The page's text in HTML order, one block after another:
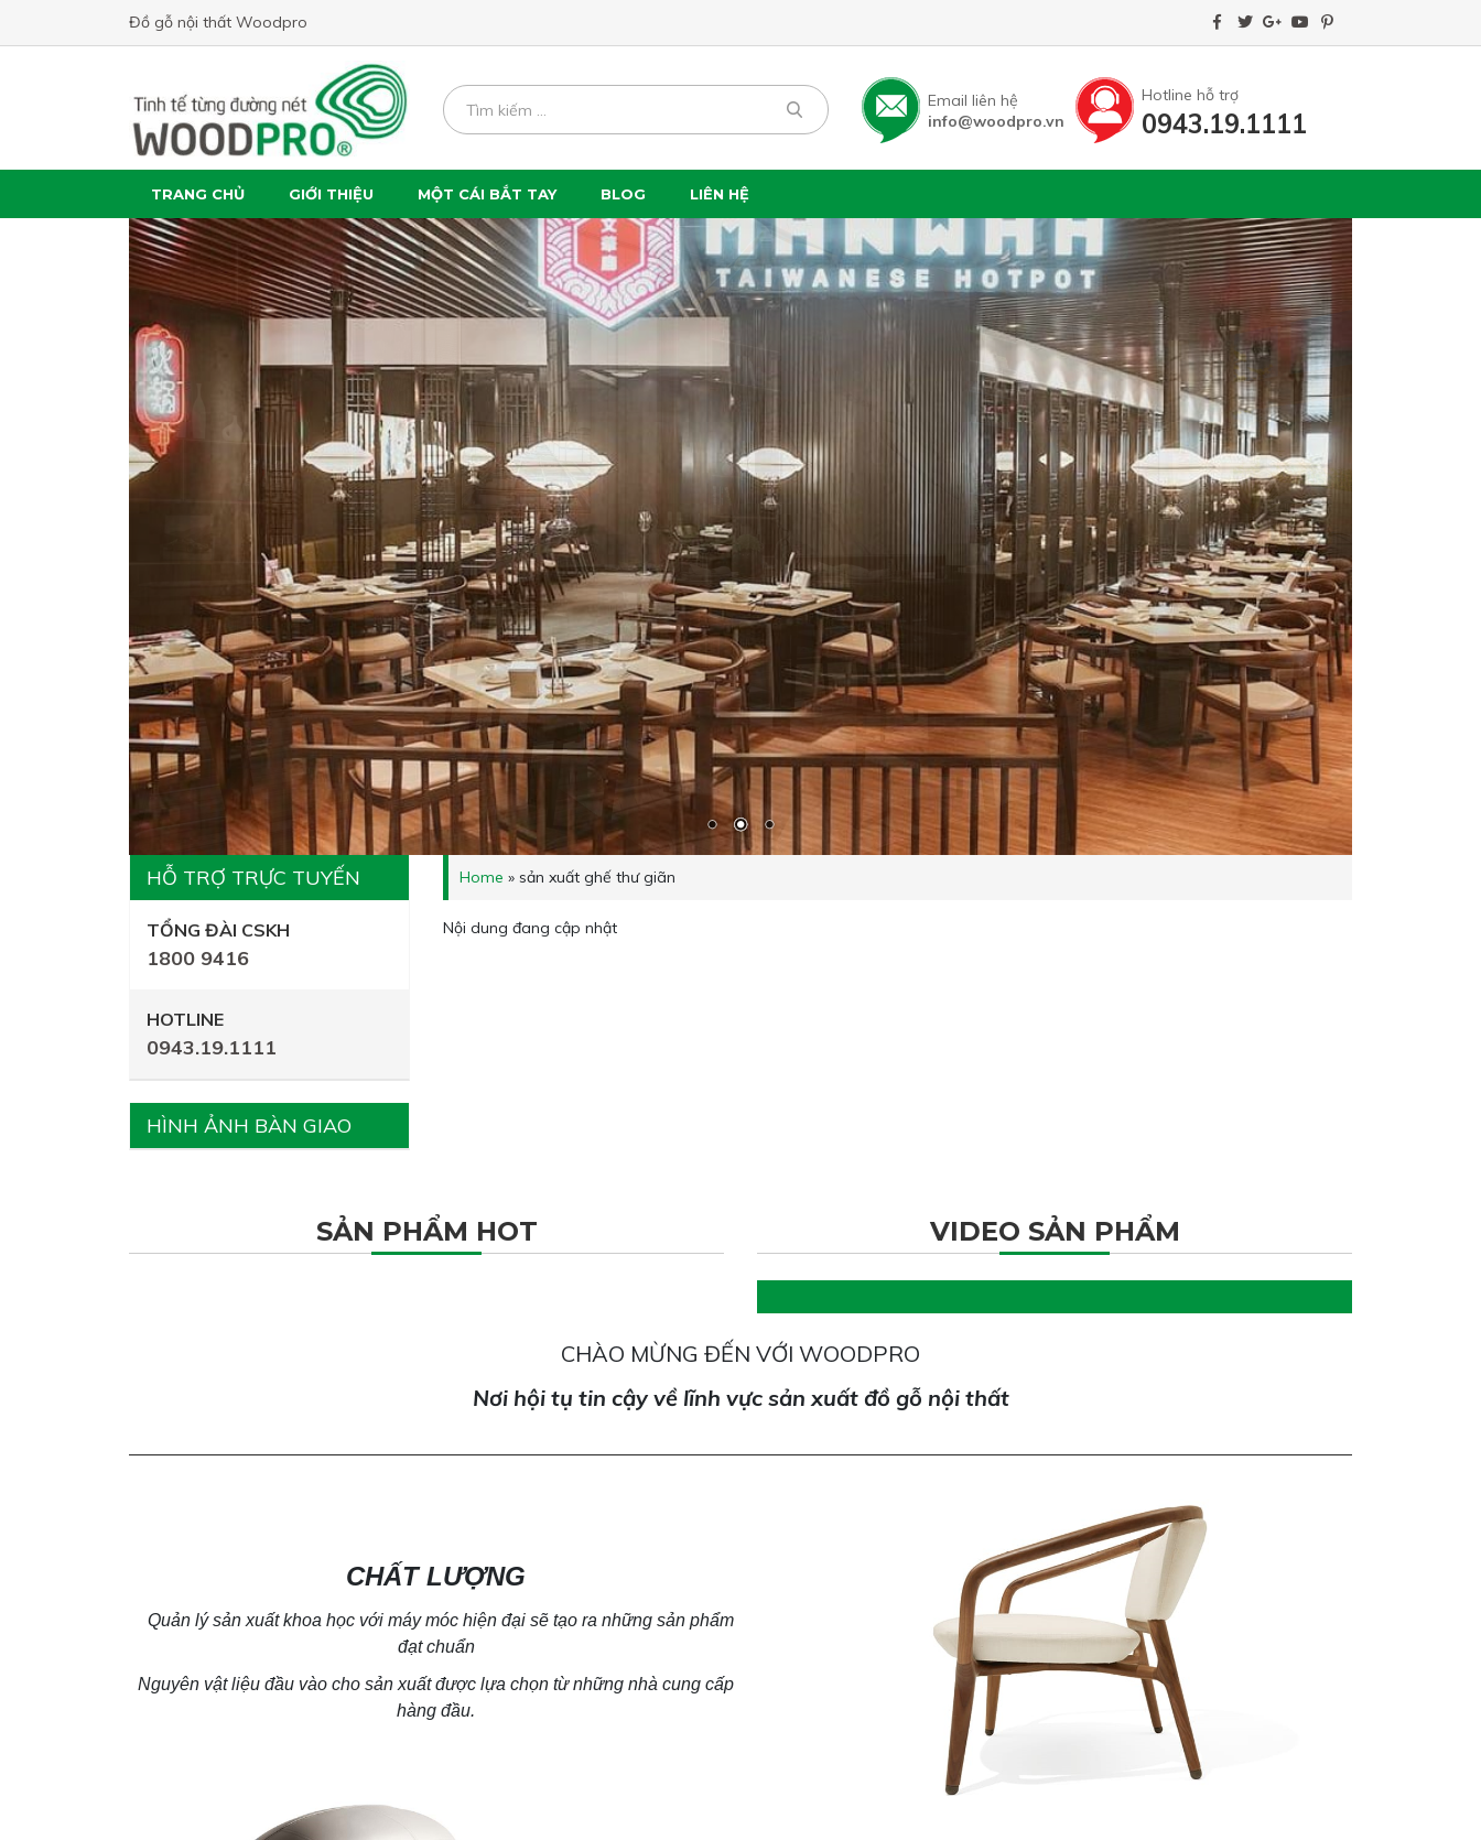
Đồ gỗ nội thất Woodpro
Email liên hệ
info@woodpro.vn
Hotline hỗ trợ
0943.19.1111
TRANG CHỦ GIỚI THIỆU MỘT CÁI BẮT TAY BLOG LIÊN HỆ
Home » sản xuất ghế thư giãn
Nội dung đang cập nhật
HỖ TRỢ TRỰC TUYẾN
TỔNG ĐÀI CSKH
1800 9416
HOTLINE
0943.19.1111
HÌNH ẢNH BÀN GIAO
SẢN PHẨM HOT VIDEO SẢN PHẨM
CHÀO MỪNG ĐẾN VỚI WOODPRO
Nơi hội tụ tin cậy về lĩnh vực sản xuất đồ gỗ nội thất
CHẤT LƯỢNG
Quản lý sản xuất khoa học với máy móc hiện đại sẽ tạo ra những sản phẩm
đạt chuẩn
Nguyên vật liệu đầu vào cho sản xuất được lựa chọn từ những nhà cung cấp
hàng đầu.